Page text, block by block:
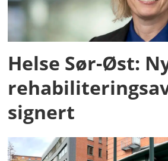
Helse Sør-Øst:
signert